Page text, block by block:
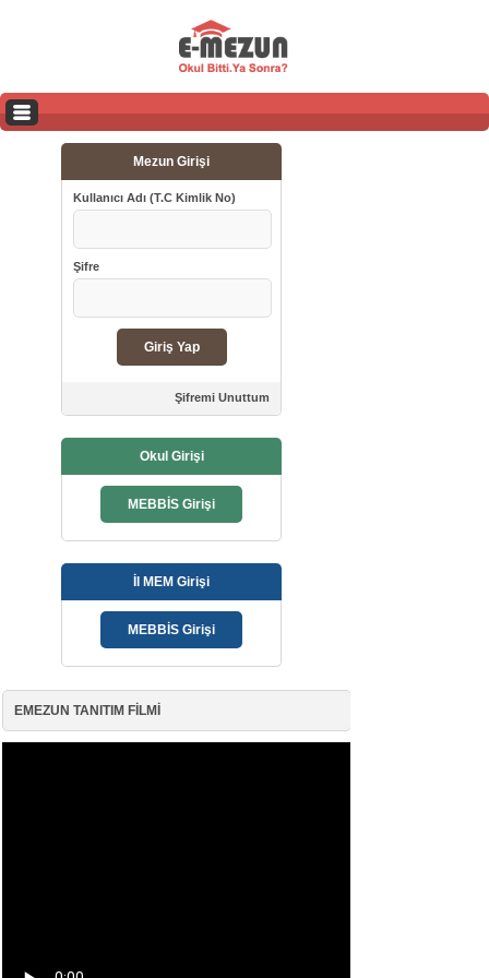
Mezun Girişi
Kullanıcı Adı (T.C Kimlik No)
Şifre
Şifremi Unuttum
Okul Girişi
İl MEM Girişi
EMEZUN TANITIM FİLMİ